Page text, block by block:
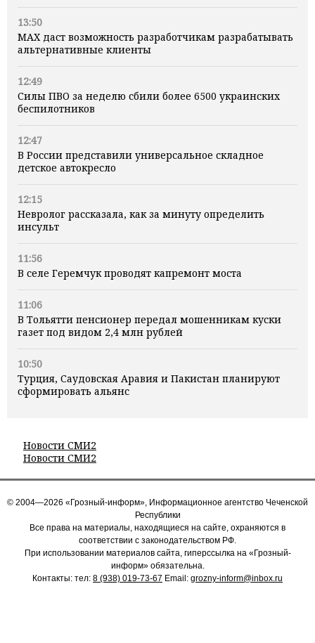
13:50
MAX даст возможность разработчикам разрабатывать
альтернативные клиенты
12:49
Силы ПВО за неделю сбили более 6500 украинских
беспилотников
12:47
В России представили универсальное складное
детское автокресло
12:15
Невролог рассказала, как за минуту определить
инсульт
11:56
В селе Геремчук проводят капремонт моста
11:06
В Тольятти пенсионер передал мошенникам куски
газет под видом 2,4 млн рублей
10:50
Турция, Саудовская Аравия и Пакистан планируют
сформировать альянс
Новости СМИ2
Новости СМИ2
© 2004—2026 «Грозный-информ», Информационное агентство Чеченской
Республики
Все права на материалы, находящиеся на сайте, охраняются в
соответствии с законодательством РФ.
При использовании материалов сайта, гиперссылка на «Грозный-
информ» обязательна.
Контакты: тел: 8 (938) 019-73-67 Email: grozny-inform@inbox.ru